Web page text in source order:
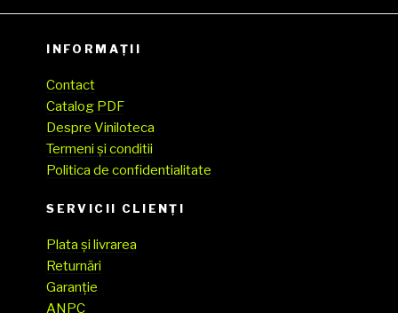
INFORMAȚII
Contact
Catalog PDF
Despre Viniloteca
Termeni și conditii
Politica de confidentialitate
SERVICII CLIENŢI
Plata și livrarea
Returnări
Garanție
ANPC